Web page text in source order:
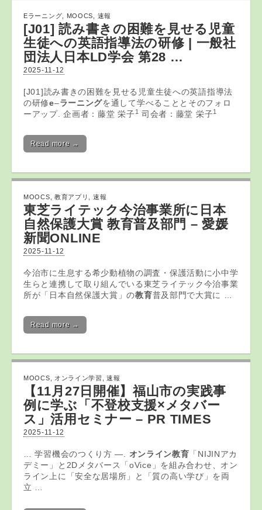
Eラーニング MOOCS 速報
[J01] 読み書きの困難を見せる児童
生徒への英語指導法の研修 | 一般社
団法人日本LD学会 第28 …
2025-11-12
[J01]読み書きの困難を見せる児童生徒への英語指導法
の研修e–ラーニングを通して学べることとそのフォロ
ーアップ. 企画者：藤堂 栄子1 司会者：藤堂 栄子1
Read more →
MOOCS 教育アプリ 速報
東芝ライテック今治事業所に日本
自然保護大賞 教育普及部門 – 愛媛
新聞ONLINE
2025-11-12
今治市に生息する希少動植物の調査・保護活動に小中学
生らと連携して取り組んでいる東芝ライテック今治事業
所が「日本自然保護大賞」の教育普及部門で大賞に …
Read more →
MOOCS オンライン学習 ,速報
【11月27日開催】福山市の実践事
例に学ぶ「不登校支援×メタバー
ス」活用セミナー – PR TIMES
2025-11-12
… 学習機会のつくり方 ―. オンライン教育 「NIJINアカ
デミー」と2Dメタバース「oVice」を組み合わせ、オン
ライン上に「安全な居場所」と「質の高い学び」を両
立 …